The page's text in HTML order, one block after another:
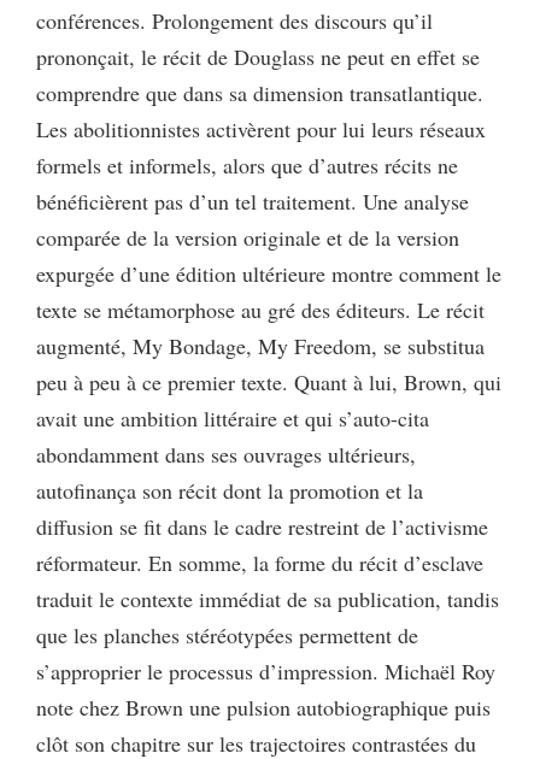
conférences. Prolongement des discours qu’il
prononçait, le récit de Douglass ne peut en effet se
comprendre que dans sa dimension transatlantique.
Les abolitionnistes activèrent pour lui leurs réseaux
formels et informels, alors que d’autres récits ne
bénéficièrent pas d’un tel traitement. Une analyse
comparée de la version originale et de la version
expurgée d’une édition ultérieure montre comment le
texte se métamorphose au gré des éditeurs. Le récit
augmenté, My Bondage, My Freedom, se substitua
peu à peu à ce premier texte. Quant à lui, Brown, qui
avait une ambition littéraire et qui s’auto-cita
abondamment dans ses ouvrages ultérieurs,
autofinança son récit dont la promotion et la
diffusion se fit dans le cadre restreint de l’activisme
réformateur. En somme, la forme du récit d’esclave
traduit le contexte immédiat de sa publication, tandis
que les planches stéréotypées permettent de
s’approprier le processus d’impression. Michaël Roy
note chez Brown une pulsion autobiographique puis
clôt son chapitre sur les trajectoires contrastées du